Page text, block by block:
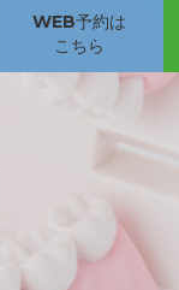
WEB予約は
こちら